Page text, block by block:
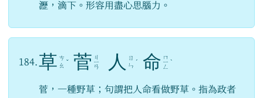
瀝，滴下。形容用盡心思腦力。
184. 草 ㄘ
ㄠ ˇ 菅 ㄐ
ㄧ
ㄢ 人
ㄖ
ㄣ ˊ 命 ㄇ
ㄧ
ㄥ
ˋ
菅，一種野草；句謂把人命看做野草。指為政者